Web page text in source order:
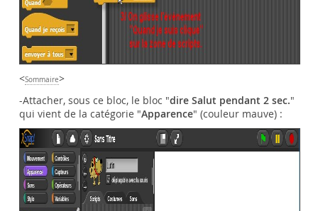
<Sommaire>
-Attacher, sous ce bloc, le bloc "dire Salut pendant 2 sec."
qui vient de la catégorie "Apparence" (couleur mauve) :